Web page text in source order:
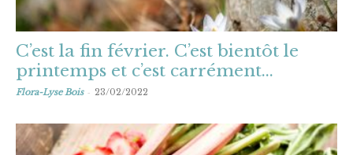
C’est la fin février. C’est bientôt le
printemps et c’est carrément...
Flora-Lyse Bois - 23/02/2022